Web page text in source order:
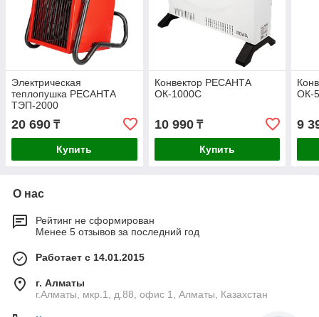
Электрическая
теплопушка РЕСАНТА
ТЭП-2000
20 690 ₸
Купить
Конвектор РЕСАНТА
ОК-1000С
10 990₸
Купить
ОК-
9
О нас
Рейтинг не сформирован
Менее 5 отзывов за последний год
Работает с 14.01.2015
г. Алматы
г.Алматы, мкр.1, д.88, офис 1, Алматы, Казахстан